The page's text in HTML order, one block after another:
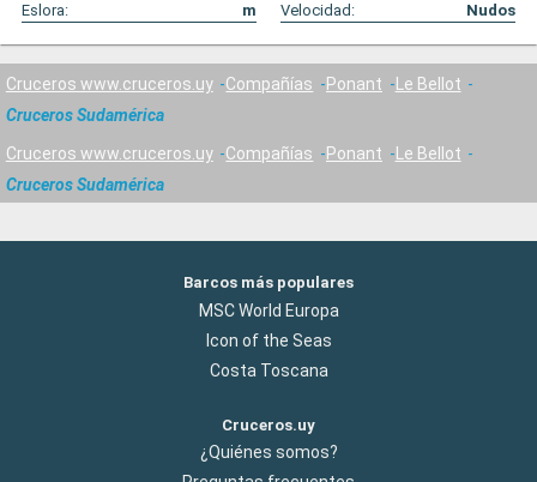
Eslora:
m Velocidad: Nudos
Cruceros www.cruceros.uy Compañías Ponant
Le Bellot
Cruceros Sudamérica
Cruceros www.cruceros.uy Compañías Ponant
Le Bellot
Cruceros Sudamérica
Barcos más populares
MSC World Europa
Icon of the Seas
Costa Toscana
Cruceros.uy
¿Quiénes somos?